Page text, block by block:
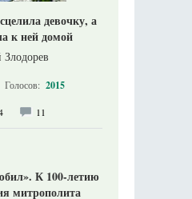
девочку, а
к ней домой
Голосов: 2015
11
К 100-летию
митрополита